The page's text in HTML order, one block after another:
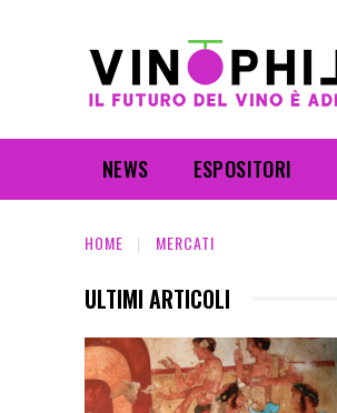
NEWS ESPOSITORI
HOME MERCATI
ULTIMI ARTICOLI